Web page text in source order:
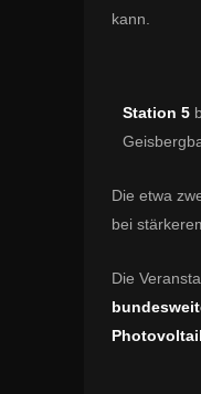
kann.
Station 5
Die etwa
bei
Die